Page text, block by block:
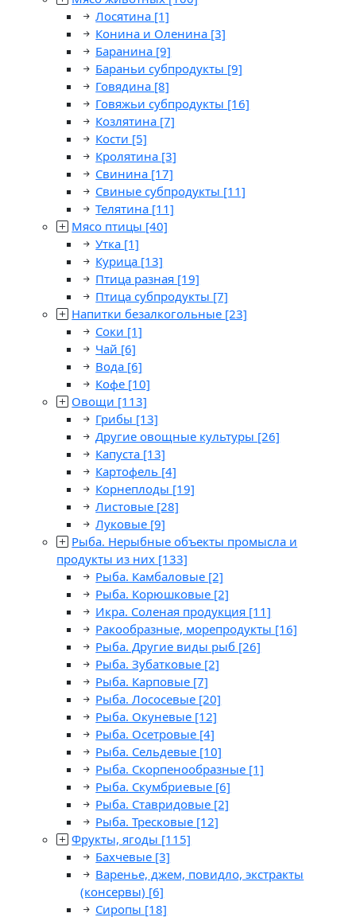
Лосятина [1]
Конина и Оленина [3]
Баранина [9]
Бараньи субпродукты [9]
Говядина [8]
Говяжьи субпродукты [16]
Козлятина [7]
Кости [5]
Кролятина [3]
Свинина [17]
Свиные субпродукты [11]
Телятина [11]
Мясо птицы [40]
Утка [1]
Курица [13]
Птица разная [19]
Птица субпродукты [7]
Напитки безалкогольные [23]
Соки [1]
Чай [6]
Вода [6]
Кофе [10]
Овощи [113]
Грибы [13]
Другие овощные культуры [26]
Капуста [13]
Картофель [4]
Корнеплоды [19]
Листовые [28]
Луковые [9]
Рыба. Нерыбные объекты промысла и
продукты из них [133]
Рыба. Камбаловые [2]
Рыба. Корюшковые [2]
Икра. Соленая продукция [11]
Ракообразные, морепродукты [16]
Рыба. Другие виды рыб [26]
Рыба. Зубатковые [2]
Рыба. Карповые [7]
Рыба. Лососевые [20]
Рыба. Окуневые [12]
Рыба. Осетровые [4]
Рыба. Сельдевые [10]
Рыба. Скорпенообразные [1]
Рыба. Скумбриевые [6]
Рыба. Ставридовые [2]
Рыба. Тресковые [12]
Фрукты, ягоды [115]
Бахчевые [3]
Варенье, джем, повидло, экстракты
(консервы) [6]
Сиропы [18]